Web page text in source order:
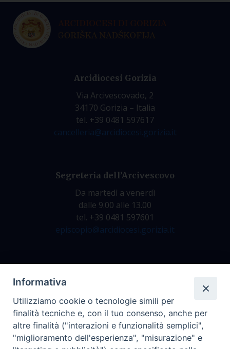
Arcidiocesi Gorizia
Via Arcivescovado, 2
34170 Gorizia – Italia
tel. +39 0481 597617
cancelleria@arcidiocesi.gorizia.it
Segreteria dell’Arcivescovo
Da martedì a venerdì
dalle 9.00 alle 13.00
tel. +39 0481 597601
episcopio@arcidiocesi.gorizia.it
dalle 9.00 alle 12.30
tel. +39 0481 597628
archivio@arcidiocesi.gorizia.it
Informativa
Utilizziamo cookie o tecnologie simili per
finalità tecniche e, con il tuo consenso, anche per
altre finalità ("interazioni e funzionalità semplici",
"miglioramento dell'esperienza", "misurazione" e